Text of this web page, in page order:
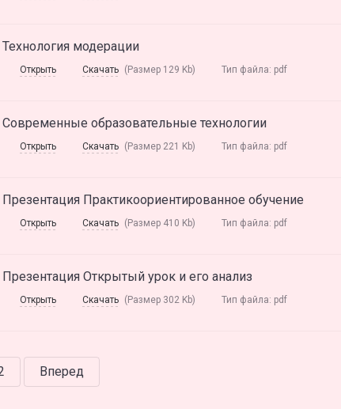
Технология модерации
Открыть Скачать (Размер 129 Kb) Тип файла: pdf
Современные образовательные технологии
Открыть Скачать (Размер 221 Kb) Тип файла: pdf
Презентация Практикоориентированное обучение
Открыть Скачать (Размер 410 Kb) Тип файла: pdf
Презентация Открытый урок и его анализ
Открыть Скачать (Размер 302 Kb) Тип файла: pdf
Вперед